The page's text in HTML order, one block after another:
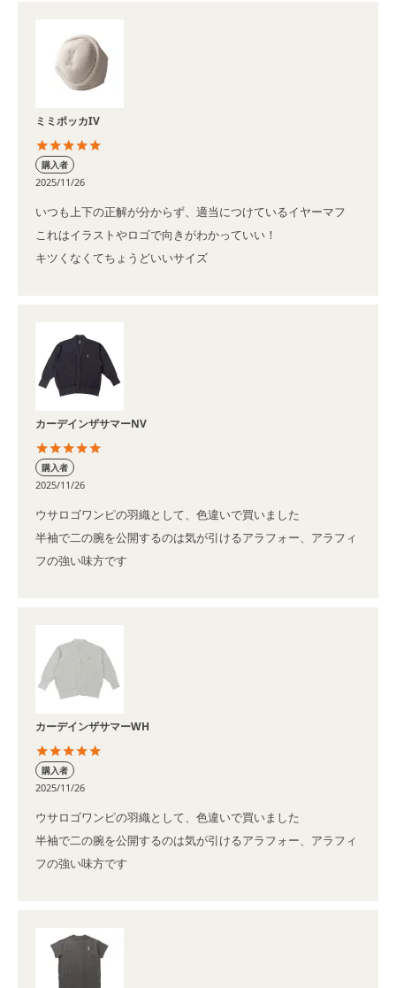
ミミポッカIV
購入者
2025/11/26
いつも上下の正解が分からず、適当につけているイヤーマフ
これはイラストやロゴで向きがわかっていい！
キツくなくてちょうどいいサイズ
カーデインザサマーNV
購入者
2025/11/26
ウサロゴワンピの羽織として、色違いで買いました
半袖で二の腕を公開するのは気が引けるアラフォー、アラフィ
フの強い味方です
カーデインザサマーWH
購入者
2025/11/26
ウサロゴワンピの羽織として、色違いで買いました
半袖で二の腕を公開するのは気が引けるアラフォー、アラフィ
フの強い味方です